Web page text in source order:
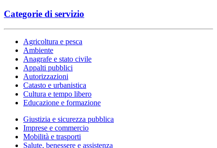
Categorie di servizio
Agricoltura e pesca
Ambiente
Anagrafe e stato civile
Appalti pubblici
Autorizzazioni
Catasto e urbanistica
Cultura e tempo libero
Educazione e formazione
Giustizia e sicurezza pubblica
Imprese e commercio
Mobilità e trasporti
Salute, benessere e assistenza